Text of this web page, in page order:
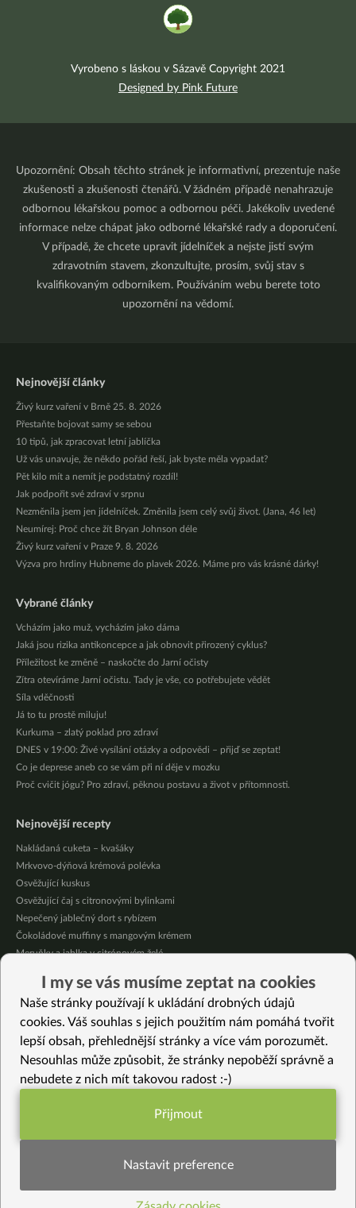
Vyrobeno s láskou v Sázavě Copyright 2021
Designed by Pink Future
Upozornění: Obsah těchto stránek je informativní, prezentuje naše
zkušenosti a zkušenosti čtenářů. V žádném případě nenahrazuje
odbornou lékařskou pomoc a odbornou péči. Jakékoliv uvedené
informace nelze chápat jako odborné lékařské rady a doporučení.
V případě, že chcete upravit jídelníček a nejste jistí svým
zdravotním stavem, zkonzultujte, prosím, svůj stav s
kvalifikovaným odborníkem. Používáním webu berete toto
upozornění na vědomí.
Nejnovější články
Živý kurz vaření v Brně 25. 8. 2026
Přestaňte bojovat samy se sebou
10 tipů, jak zpracovat letní jablíčka
Už vás unavuje, že někdo pořád řeší, jak byste měla vypadat?
Pět kilo mít a nemít je podstatný rozdíl!
Jak podpořit své zdraví v srpnu
Nezměnila jsem jen jídelníček. Změnila jsem celý svůj život. (Jana, 46 let)
Neumírej: Proč chce žít Bryan Johnson déle
Živý kurz vaření v Praze 9. 8. 2026
Výzva pro hrdiny Hubneme do plavek 2026. Máme pro vás krásné dárky!
Vybrané články
Vcházím jako muž, vycházím jako dáma
Jaká jsou rizika antikoncepce a jak obnovit přirozený cyklus?
Příležitost ke změně – naskočte do Jarní očisty
Zítra otevíráme Jarní očistu. Tady je vše, co potřebujete vědět
Síla vděčnosti
Já to tu prostě miluju!
Kurkuma – zlatý poklad pro zdraví
DNES v 19:00: Živé vysílání otázky a odpovědi – přijď se zeptat!
Co je deprese aneb co se vám při ní děje v mozku
Proč cvičit jógu? Pro zdraví, pěknou postavu a život v přítomnosti.
Nejnovější recepty
Nakládaná cuketa – kvašáky
Mrkvovo-dýňová krémová polévka
Osvěžující kuskus
Osvěžující čaj s citronovými bylinkami
Nepečený jablečný dort s rybízem
Čokoládové muffiny s mangovým krémem
Meruňky a jablka v citrónovém želé
Celozrnná rýže basmati se zeleninou
Citrónové muffiny s borůvkovým krémem
Vybrané recepty
Mrkvová polévka s pohankou
Apple chutney – jablečné čatní
Švestkový puding
Lískovo – mandlové mléko
I my se vás musíme zeptat na cookies
Naše stránky používají k ukládání drobných údajů
cookies. Váš souhlas s jejich použitím nám pomáhá tvořit
lepší obsah, přehlednější stránky a více vám porozumět.
Nesouhlas může způsobit, že stránky nepoběží správně a
nebudete z nich mít takovou radost :-)
Funkční nastavení potřebujeme (vždy
Přijmout
Nastavit preference